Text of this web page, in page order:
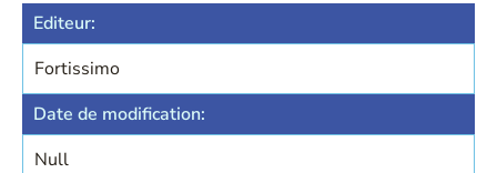
Editeur:
Fortissimo
Date de modification:
Null